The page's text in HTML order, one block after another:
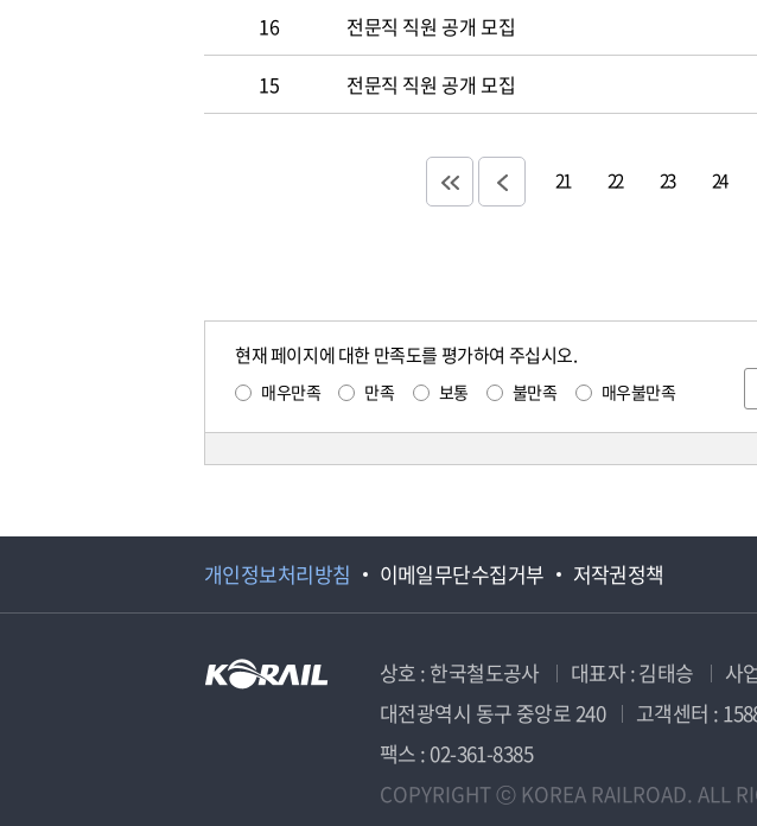
16 전문직 직원 공개 모집
15 전문직 직원 공개 모집
21 22 23 24
현재 페이지에 대한 만족도를 평가하여 주십시오.
매우만족 만족 보통 불만족 매우불만족
개인정보처리방침 이메일무단수집거부 저작권정책
상호 : 한국철도공사 대표자 : 김태승 사
대전광역시 동구 중앙로 240
고객센터 :
팩스 : 02-361-8385
COPYRIGHT ⓒ KOREA RAILROAD. ALL